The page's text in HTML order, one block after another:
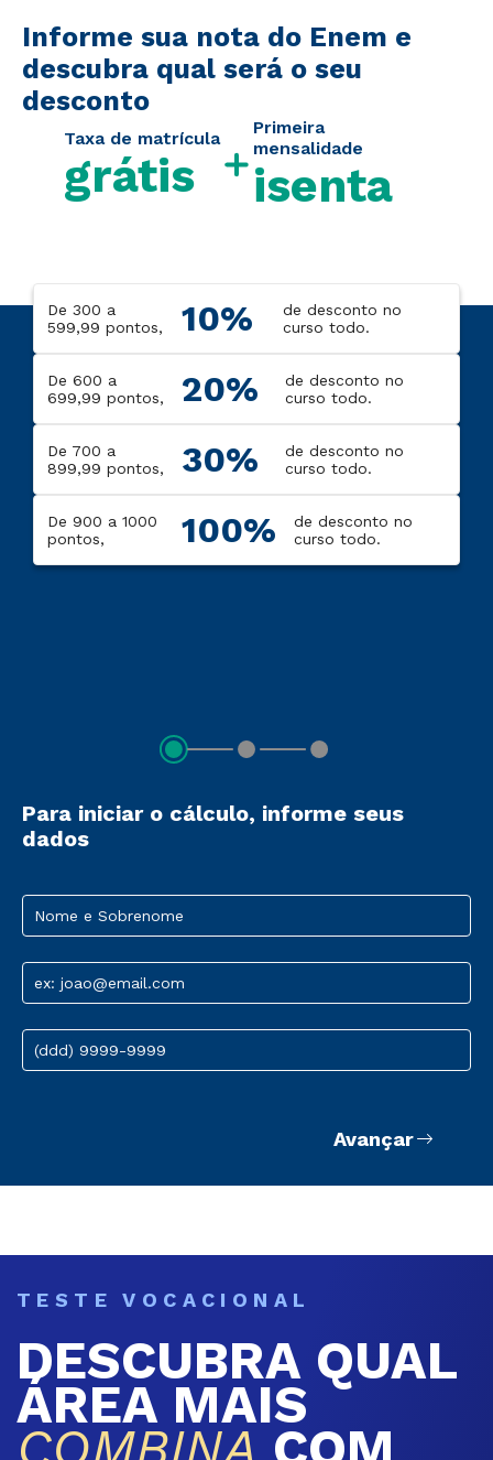
Informe sua nota do Enem e
descubra qual será o seu
desconto
Taxa de matrícula
grátis
Primeira
mensalidade
isenta
De 300 a
599,99 pontos,
10%
de desconto no
curso todo.
De 600 a
699,99 pontos,
20%
de desconto no
curso todo.
De 700 a
899,99 pontos,
30%
de desconto no
curso todo.
De 900 a 1000
pontos,
100%
de desconto no
curso todo.
Para iniciar o cálculo, informe seus
dados
Nome e Sobrenome
ex: joao@email.com
(ddd) 9999-9999
Avançar
TESTE VOCACIONAL
DESCUBRA QUAL
ÁREA MAIS